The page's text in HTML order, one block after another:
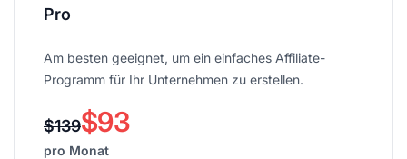
Pro
Am besten geeignet, um ein einfaches Affiliate-
Programm für Ihr Unternehmen zu erstellen.
$139$93
pro Monat